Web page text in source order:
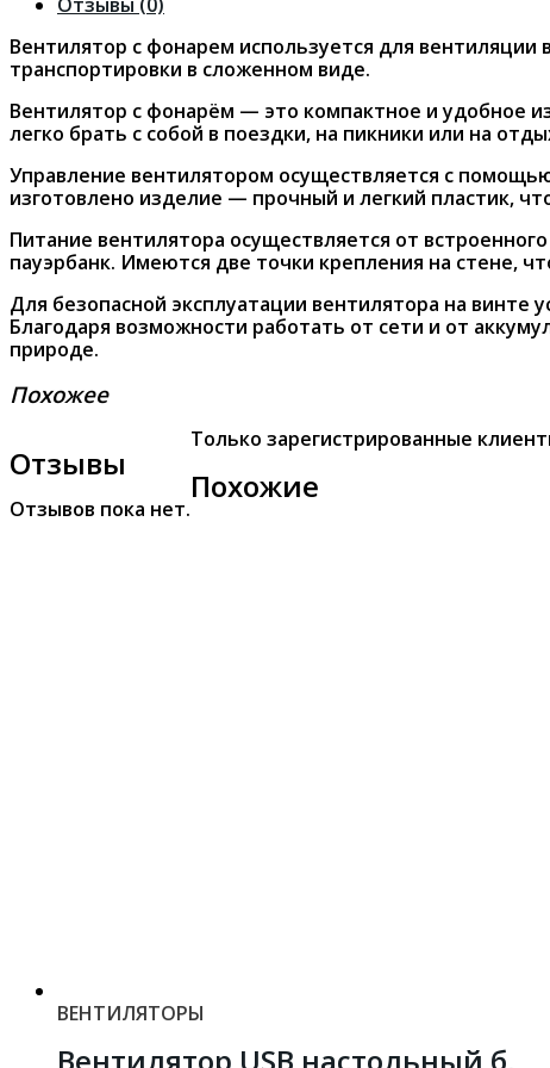
Вентилятор с фонарем используется для
транспортировки в сложенном виде.
Вентилятор с фонарём — это компактное и удобное
легко брать с собой в поездки, на пикники или на
Управление вентилятором осуществляется с
изготовлено изделие — прочный и легкий пластик,
Питание вентилятора осуществляется от
пауэрбанк. Имеются две точки крепления на стене,
Для безопасной эксплуатации вентилятора на
Благодаря возможности работать от сети и от
природе.
Похожее
Отзывы
Отзывов пока нет.
Только зарегистрированные
Похожие
ВЕНТИЛЯТОРЫ
Вентилятор USB настольный б.